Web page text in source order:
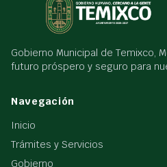
Gobierno Municipal de Temixco,
futuro próspero y seguro para
Navegación
Inicio
Trámites y Servicios
Gobierno